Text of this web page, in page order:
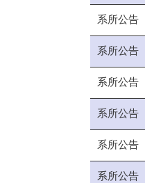
系所公告
系所公告
系所公告
系所公告
系所公告
系所公告